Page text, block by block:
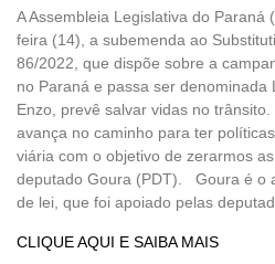
A Assembleia Legislativa do Paraná
feira (14), a subemenda ao
86/2022, que dispõe sobre a
no Paraná e passa ser
Enzo, prevê salvar vidas no
avança no caminho para ter
viária com o objetivo de zerarmos
deputado Goura (PDT). Goura é o
de lei, que foi apoiado pelas
CLIQUE AQUI E SAIBA MAIS